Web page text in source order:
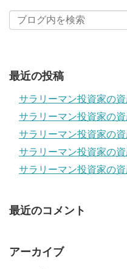
最近の投稿
サラリーマン投資家の
サラリーマン投資家の
サラリーマン投資家の
サラリーマン投資家の
サラリーマン投資家の
最近のコメント
アーカイブ